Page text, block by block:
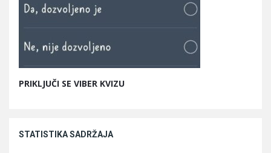
PRIKLJUČI SE VIBER KVIZU
STATISTIKA SADRŽAJA